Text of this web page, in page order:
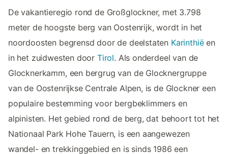
De vakantieregio rond de Großglockner, met 3.798
meter de hoogste berg van Oostenrijk, wordt in het
noordoosten begrensd door de deelstaten Karinthiëen
in het zuidwesten door Tirol. Als onderdeel van de
Glocknerkamm, een bergrug van de Glocknergruppe
van de Oostenrijkse Centrale Alpen, is de Glockner een
populaire bestemming voor bergbeklimmers en
alpinisten. Het gebied rond de berg, dat behoort tot het
Nationaal Park Hohe Tauern, is een aangewezen
wandel- en trekkinggebied en is sinds 1986 een